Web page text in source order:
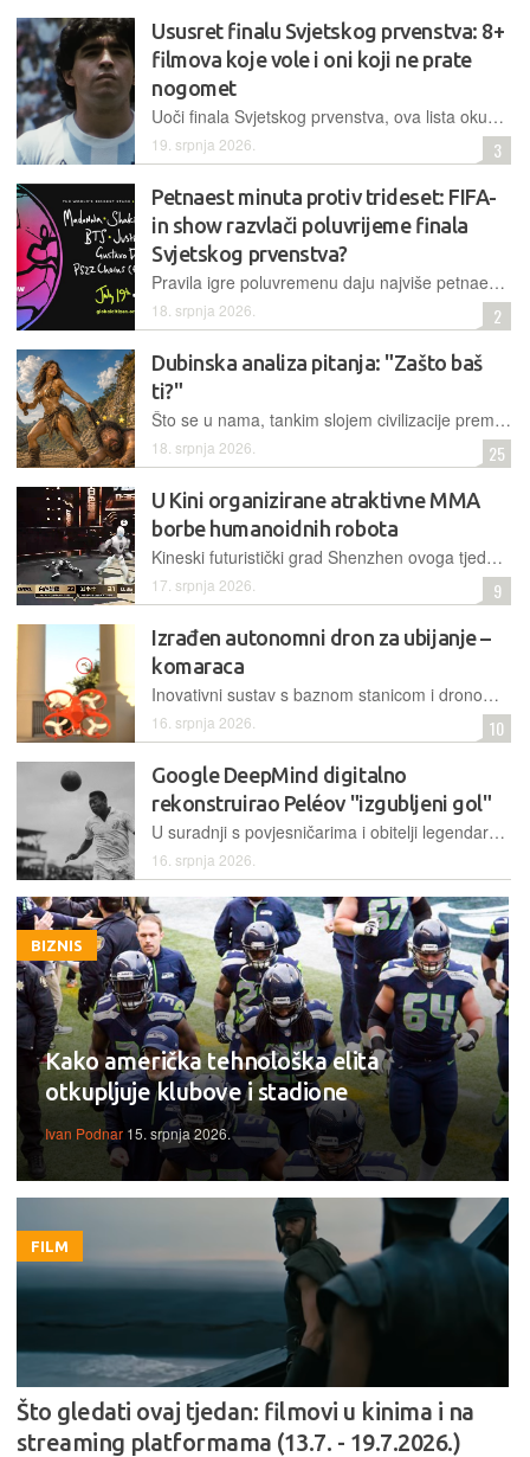
Ususret finalu Svjetskog prvenstva: 8+
filmova koje vole i oni koji ne prate
nogomet
Uoči finala Svjetskog prvenstva, ova lista okuplja naslove u kojima teren postaje više od poprišta nogometne utakmice
19. srpnja 2026. 3
Petnaest minuta protiv trideset: FIFA-
in show razvlači poluvrijeme finala
Svjetskog prvenstva?
Pravila igre poluvremenu daju najviše petnaest minuta. Samo postavljanje pozornice za nastup Madonne, Shakire, BTS-a, Justina Biebera i ostalih traje sedam
18. srpnja 2026. 2
Dubinska analiza pitanja: "Zašto baš
ti?"
Što se u nama, tankim slojem civilizacije premazanim čovjekolikim primatima, događa između prvog zaljubljenog pogleda, drugog spoja, trećeg djeteta i petnaestogodišnjeg zajedničkog kredita
18. srpnja 2026. 25
U Kini organizirane atraktivne MMA
borbe humanoidnih robota
Kineski futuristički grad Shenzhen ovoga tjedna domaćin je debitantskom natjecanju robota, koji se bore u mješovitim borilačkim vještinama, a sve se događa u posebnom tematskom parku
17. srpnja 2026. 9
Izrađen autonomni dron za ubijanje –
komaraca
Inovativni sustav s baznom stanicom i dronom od 40 grama koristi napredne algoritme i ultrazvuk za neprekidno patroliranje, prepoznavanje i fizičku eliminaciju komaraca bez upotrebe kemikalija
16. srpnja 2026. 10
Google DeepMind digitalno
rekonstruirao Peléov "izgubljeni gol"
U suradnji s povjesničarima i obitelji legendarnog nogometaša, Google je pomoću modela generativne AI rekonstruirao snimku povijesnog pogotka iz 1959. godine koja ne postoji
16. srpnja 2026.
BIZNIS
Kako američka tehnološka elita
otkupljuje klubove i stadione
Ivan Podnar 15. srpnja 2026.
FILM
Što gledati ovaj tjedan: filmovi u kinima i na
streaming platformama (13.7. - 19.7.2026.)